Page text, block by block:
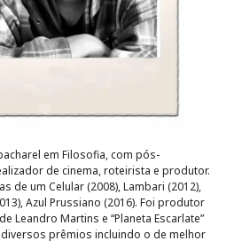
em Filosofia, com pós-
de cinema, roteirista e produtor.
de um Celular (2008), Lambari (2012),
Azul Prussiano (2016). Foi produtor
Leandro Martins e “Planeta Escarlate”
diversos prêmios incluindo o de melhor